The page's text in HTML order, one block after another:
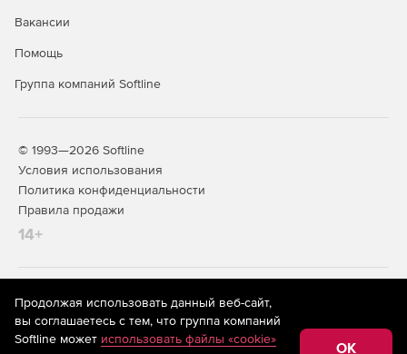
Вакансии
Помощь
Группа компаний Softline
© 1993—2026 Softline
Условия использования
Политика конфиденциальности
Правила продажи
14+
На информационном ресурсе store.softline.ru применяются
рекомендательные технологии
(информационные технологии
предоставления информации на основе сбора,
систематизации и анализа сведений, относящихся к
Продолжая использовать данный веб-сайт,
вы соглашаетесь с тем, что группа компаний
Softline может использовать файлы «cookie»
OK